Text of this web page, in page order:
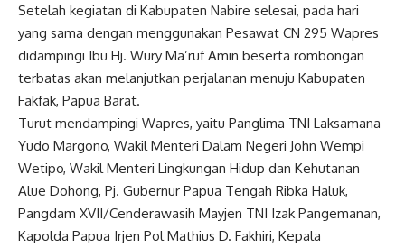
Setelah kegiatan di Kabupaten Nabire selesai, pada hari
yang sama dengan menggunakan Pesawat CN 295 Wapres
didampingi Ibu Hj. Wury Ma’ruf Amin beserta rombongan
terbatas akan melanjutkan perjalanan menuju Kabupaten
Fakfak, Papua Barat.
Turut mendampingi Wapres, yaitu Panglima TNI Laksamana
Yudo Margono, Wakil Menteri Dalam Negeri John Wempi
Wetipo, Wakil Menteri Lingkungan Hidup dan Kehutanan
Alue Dohong, Pj. Gubernur Papua Tengah Ribka Haluk,
Pangdam XVII/Cenderawasih Mayjen TNI Izak Pangemanan,
Kapolda Papua Irjen Pol Mathius D. Fakhiri, Kepala